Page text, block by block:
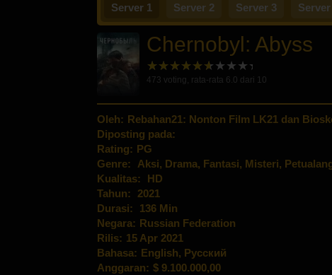
Server 1 Server 2 Server 3
Chernobyl: Abyss
473 voting, rata-rata 6.0 dari 10
Oleh: Rebahan21: Nonton Film LK21 dan
Diposting pada:
Rating: PG
Genre:
Aksi, Drama, Fantasi, Misteri,
Kualitas:
HD
Tahun:
2021
Durasi:
136 Min
Negara: Russian Federation
Rilis: 15 Apr 2021
Bahasa: English, Pусский
Anggaran: $ 9.100.000,00